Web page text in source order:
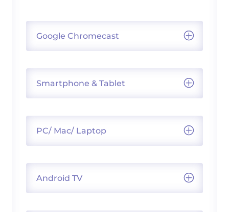
Google Chromecast
Smartphone & Tablet
PC/ Mac/ Laptop
Android TV